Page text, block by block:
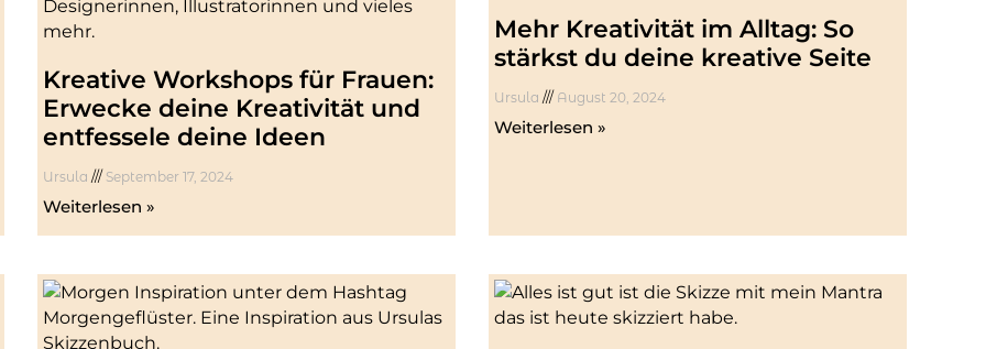
Kreative Workshops für Frauen:
Erwecke deine Kreativität und
entfessele deine Ideen
Ursula September 17, 2024
Weiterlesen »
Mehr Kreativität im Alltag: So
stärkst du deine kreative Seite
Ursula August 20, 2024
Weiterlesen »